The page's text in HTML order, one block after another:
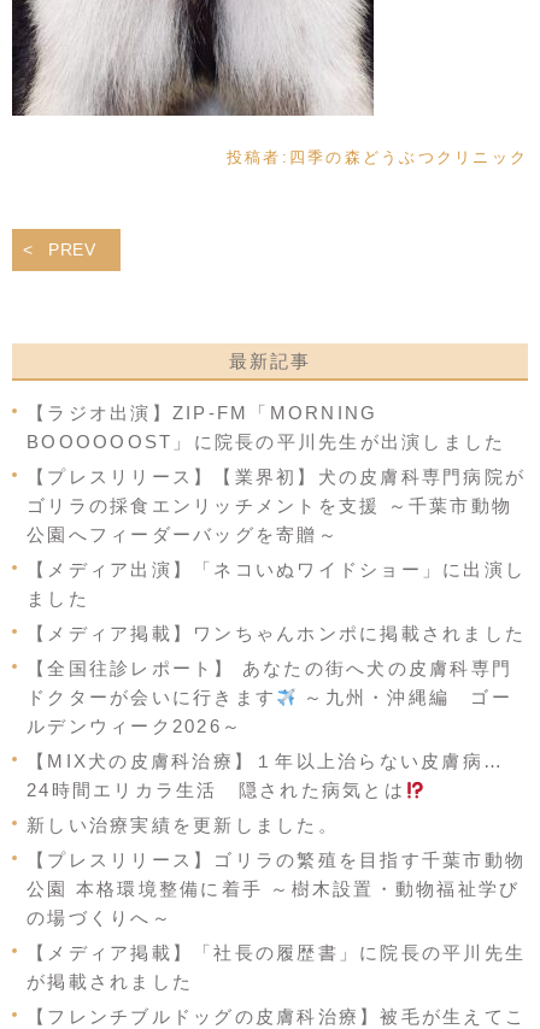
投稿者: 四季の森どうぶつクリニック
PREV
最新記事
【ラジオ出演】ZIP-FM「MORNING
BOOOOOOST」に院長の平川先生が出演しました
【プレスリリース】【業界初】犬の皮膚科専門病院が
ゴリラの採食エンリッチメントを支援 ～千葉市動物
公園へフィーダーバッグを寄贈～
【メディア出演】「ネコいぬワイドショー」に出演し
ました
【メディア掲載】ワンちゃんホンポに掲載されました
【全国往診レポート】 あなたの街へ犬の皮膚科専門
ドクターが会いに行きます
～九州・沖縄編 ゴー
ルデンウィーク2026～
【MIX犬の皮膚科治療】１年以上治らない皮膚病…
24時間エリカラ生活 隠された病気とは
新しい治療実績を更新しました。
【プレスリリース】ゴリラの繁殖を目指す千葉市動物
公園 本格環境整備に着手 ～樹木設置・動物福祉学び
の場づくりへ～
【メディア掲載】「社長の履歴書」に院長の平川先生
が掲載されました
【フレンチブルドッグの皮膚科治療】被毛が生えてこ